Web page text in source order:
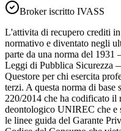
Broker iscritto IVASS
L'attivita di recupero crediti
normativo e diventato negli
parte da una norma del
Leggi di Pubblica Sicurezza
Questore per chi esercita
terzi. A questa norma di
220/2014 che ha codificato il
deontologico UNIREC che e
le linee guida del Garante